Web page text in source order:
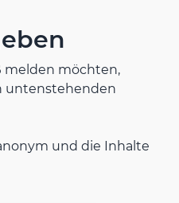
melden möchten,
untenstehenden
und die Inhalte